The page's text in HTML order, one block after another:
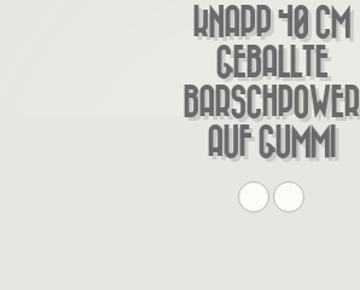
KNAPP 40 CM
GEBALLTE
BARSCHPOWER
AUF GUMMI